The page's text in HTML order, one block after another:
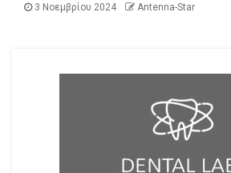
3 Νοεμβρίου 2024 Antenna-Star